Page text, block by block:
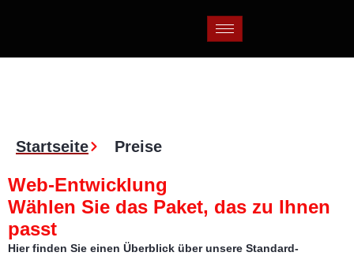
Startseite Preise
Web-Entwicklung
Wählen Sie das Paket, das zu Ihnen
passt
Hier finden Sie einen Überblick über unsere Standard-